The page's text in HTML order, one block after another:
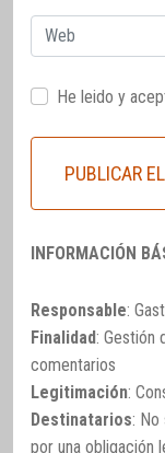
Web
He leido y
INFORMACIÓN
Responsable:
Finalidad: Gestión
comentarios
Legitimación:
Destinatarios: No
por una obligación